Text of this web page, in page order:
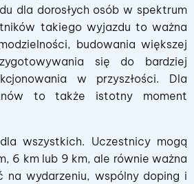
dla dorosłych osób w spektrum
takiego wyjazdu to ważna
budowania większej
się do bardziej
w przyszłości. Dla
to także istotny moment
wszystkich. Uczestnicy mogą
6 km lub 9 km, ale równie ważna
na wydarzeniu, wspólny doping i